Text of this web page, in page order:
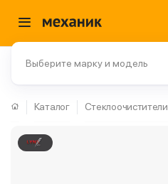
Выберите марку и модель
Каталог Стеклоочистители